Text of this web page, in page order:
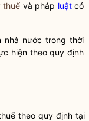
thuếvà pháp luậtcó
nhà nước trong thời
hiện theo quy định
theo quy định tại